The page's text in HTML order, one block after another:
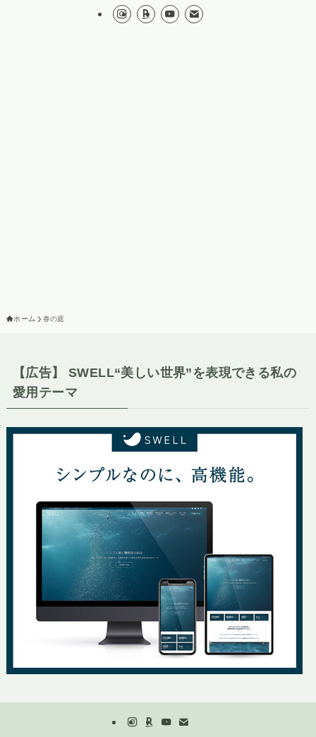
ホーム 春の庭
【広告】 SWELL“美しい世界”を表現できる私の
愛用テーマ